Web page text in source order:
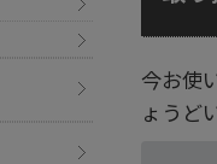
今お使
ょうど